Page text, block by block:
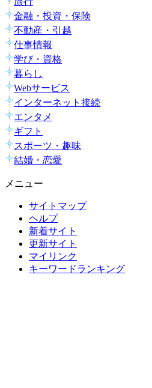
金融・投資・保険
不動産・引越
仕事情報
学び・資格
暮らし
Webサービス
インターネット接続
エンタメ
ギフト
スポーツ・趣味
結婚・恋愛
メニュー
サイトマップ
ヘルプ
新着サイト
更新サイト
マイリンク
キーワードランキング